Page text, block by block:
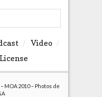
Video
License
– MOA 2010 – Photos de